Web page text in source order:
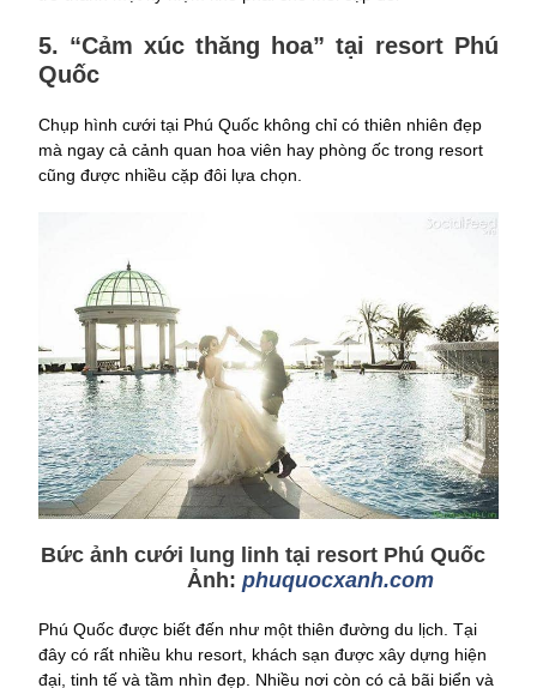
5. “Cảm xúc thăng hoa” tại resort Phú
Quốc
Chụp hình cưới tại Phú Quốc không chỉ có thiên nhiên đẹp
mà ngay cả cảnh quan hoa viên hay phòng ốc trong resort
cũng được nhiều cặp đôi lựa chọn.
Bức ảnh cưới lung linh tại resort Phú Quốc
Ảnh: phuquocxanh.com
Phú Quốc được biết đến như một thiên đường du lịch. Tại
đây có rất nhiều khu resort, khách sạn được xây dựng hiện
đại, tinh tế và tầm nhìn đẹp. Nhiều nơi còn có cả bãi biển và